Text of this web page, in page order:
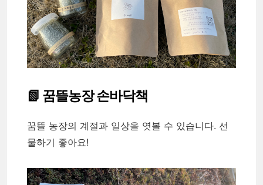
📗 꿈뜰농장 손바닥책
꿈뜰 농장의 계절과 일상을 엿볼 수 있습니다. 선
물하기 좋아요!